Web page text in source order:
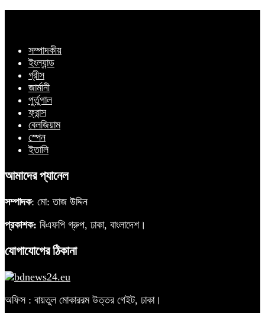
সম্পাদকীয়
ইংল্যান্ড
গ্রীস
জার্মানী
পুর্তুগাল
ফ্রান্স
বেলজিয়াম
স্পেন
ইতালি
আমাদের প্যানেল
সম্পাদক: মো: তাজ উদ্দিন
প্রকাশক: বিএফপি গ্রুপ, ঢাকা, বাংলাদেশ।
যোগাযোগের ঠিকানা
অফিস : বায়তুল মোকাররম উত্তর গেইট, ঢাকা।